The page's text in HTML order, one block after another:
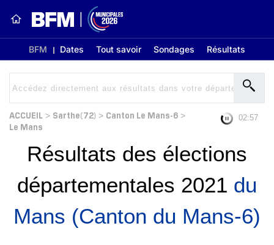
BFM Dates Tout savoir Sondages Résultats
ACCUEIL > Sarthe(72) > Canton Le Mans-6 >
Le Mans
02:56
Résultats des élections
départementales 2021 du
Mans (Canton du Mans-6)